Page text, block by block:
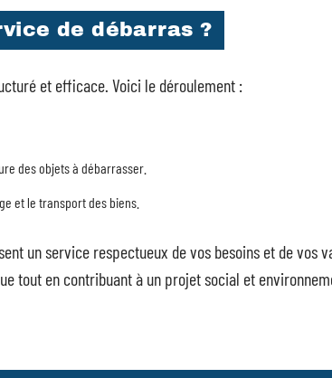
de débarras ?
et efficace. Voici le déroulement :
des objets à débarrasser.
et le transport des biens.
un service respectueux de vos besoins et de vos
tout en contribuant à un projet social et